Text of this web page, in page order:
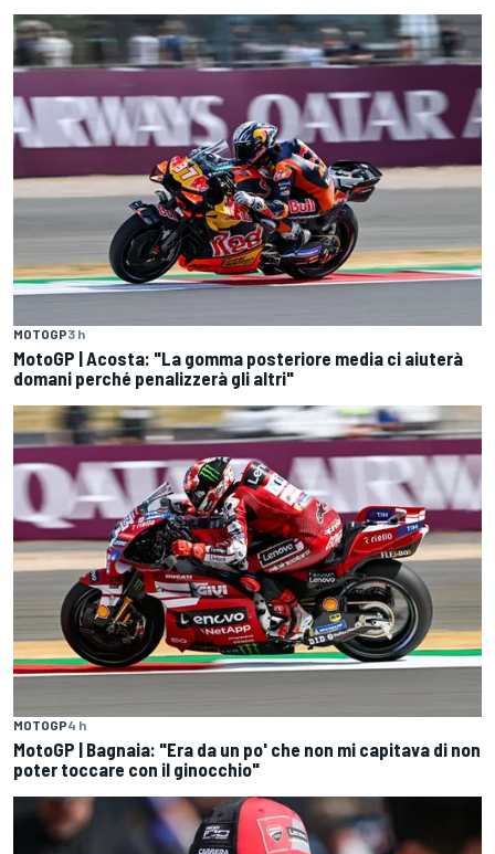
MOTOGP3 h
MotoGP | Acosta: "La gomma posteriore media ci aiuterà
domani perché penalizzerà gli altri"
MOTOGP4 h
MotoGP | Bagnaia: "Era da un po' che non mi capitava di non
poter toccare con il ginocchio"